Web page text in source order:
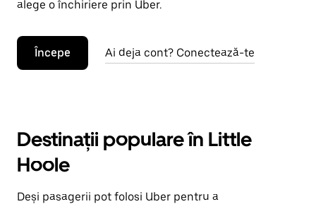
alege o închiriere prin Uber.
Începe Ai deja cont? Conectează-te
Destinații populare în Little
Hoole
Deși pasagerii pot folosi Uber pentru a